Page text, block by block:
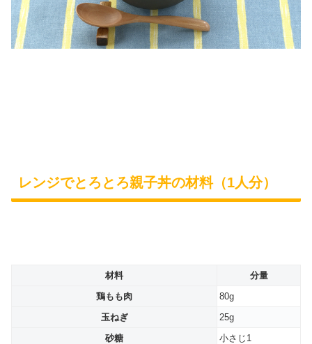
レンジでとろとろ親子丼の材料（1人分）
材料
分量
鶏もも肉
80g
玉ねぎ
25g
砂糖
小さじ1